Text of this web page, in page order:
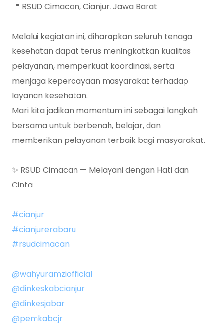
📍 RSUD Cimacan, Cianjur, Jawa Barat
Melalui kegiatan ini, diharapkan seluruh tenaga
kesehatan dapat terus meningkatkan kualitas
pelayanan, memperkuat koordinasi, serta
menjaga kepercayaan masyarakat terhadap
layanan kesehatan.
Mari kita jadikan momentum ini sebagai langkah
bersama untuk berbenah, belajar, dan
memberikan pelayanan terbaik bagi masyarakat.
✨ RSUD Cimacan — Melayani dengan Hati dan
Cinta
#cianjur
#cianjurerabaru
#rsudcimacan
@wahyuramziofficial
@dinkeskabcianjur
@dinkesjabar
@pemkabcjr